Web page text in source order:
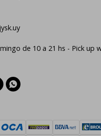
de 10 a 21 hs - Pick up
